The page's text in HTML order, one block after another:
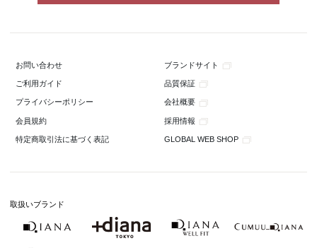
お問い合わせ ブランドサイト
ご利用ガイド 品質保証
プライバシーポリシー 会社概要
会員規約 採用情報
特定商取引法に基づく表記 GLOBAL WEB SHOP
取扱いブランド